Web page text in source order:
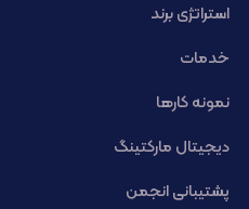
استراتژی برند
خدمات
نمونه کارها
دیجیتال مارکتینگ
پشتیبانی انجمن